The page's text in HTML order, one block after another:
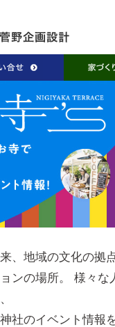
、地域の文化の拠
ンの場所。 様々な
社のイベント情報